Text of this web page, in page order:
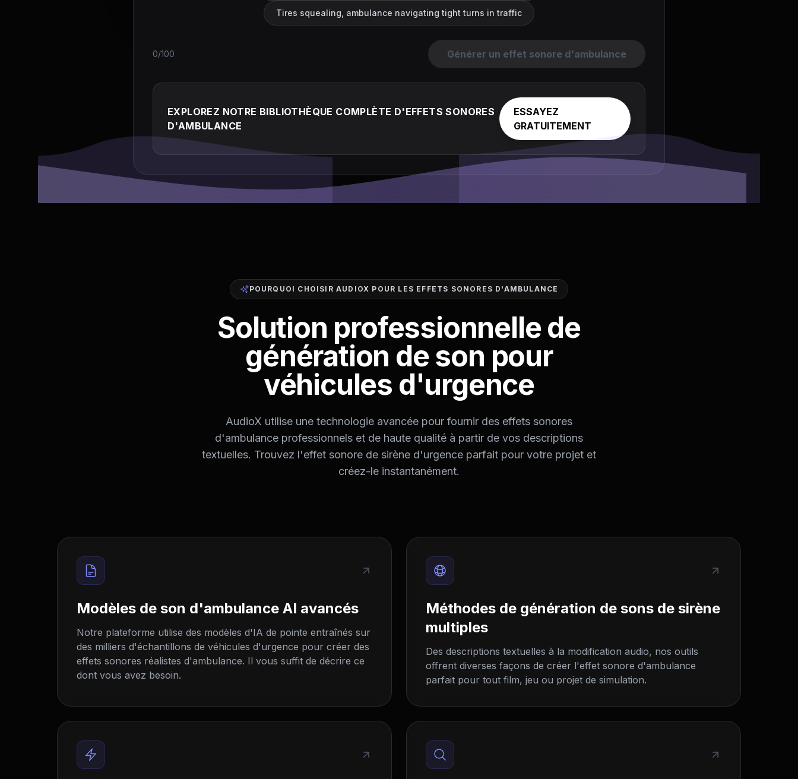
Tires squealing, ambulance navigating tight turns in traffic
0/100 Générer un effet sonore d'ambulance
EXPLOREZ NOTRE BIBLIOTHÈQUE COMPLÈTE D'EFFETS SONORES
D'AMBULANCE
ESSAYEZ
GRATUITEMENT
POURQUOI CHOISIR AUDIOX POUR LES EFFETS SONORES D'AMBULANCE
Solution professionnelle de
génération de son pour
véhicules d'urgence
AudioX utilise une technologie avancée pour fournir des effets sonores
d'ambulance professionnels et de haute qualité à partir de vos descriptions
textuelles. Trouvez l'effet sonore de sirène d'urgence parfait pour votre projet et
créez-le instantanément.
Modèles de son d'ambulance AI avancés
Notre plateforme utilise des modèles d'IA de pointe entraînés sur
des milliers d'échantillons de véhicules d'urgence pour créer des
effets sonores réalistes d'ambulance. Il vous suffit de décrire ce
dont vous avez besoin.
Méthodes de génération de sons de sirène
multiples
Des descriptions textuelles à la modification audio, nos outils
offrent diverses façons de créer l'effet sonore d'ambulance
parfait pour tout film, jeu ou projet de simulation.